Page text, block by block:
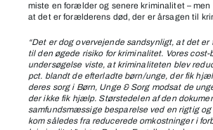
miste en forælder og senere kriminalitet – men
at det er forælderens død, der er årsagen til
“Det er dog overvejende sandsynligt, at det er
til den øgede risiko for kriminalitet. Vores cost-
undersøgelse viste, at kriminaliteten blev
pct. blandt de efterladte børn/unge, der fik
deres sorg i Børn, Unge & Sorg modsat de
der ikke fik hjælp. Størstedelen af den
samfundsmæssige besparelse ved en rigtig
kom således fra reducerede omkostninger i